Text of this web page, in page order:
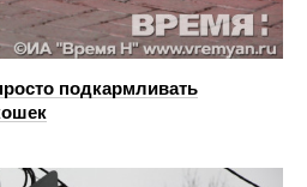
подкармливать